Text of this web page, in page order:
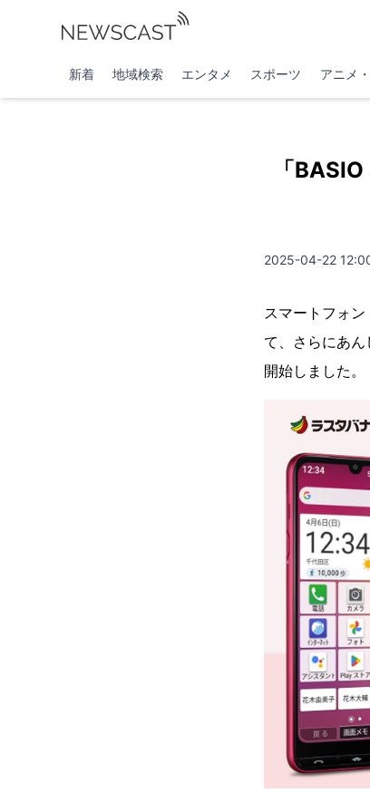
新着 地域検索 エンタメ スポーツ アニメ
「
2025-04-22
スマートフォ
て、さらにあ
開始しました。